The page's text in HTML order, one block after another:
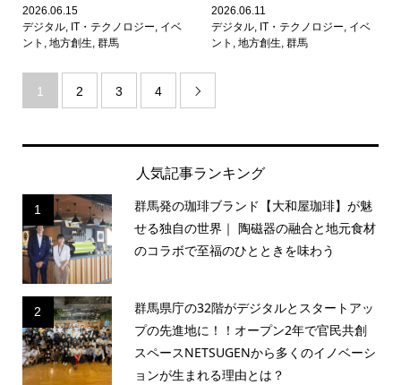
2026.06.15
デジタル, IT・テクノロジー, イベ
ント , 地方創生, 群馬
2026.06.11
デジタル, IT・テクノロジー, イベ
ント ,地方創生,群馬
1 2 3 4 
人気記事ランキング
1
群馬発の珈琲ブランド【大和屋珈琲】が魅
せる独自の世界｜ 陶磁器の融合と地元食材
のコラボで至福のひとときを味わう
2
群馬県庁の32階がデジタルとスタートアッ
プの先進地に！！オープン2年で官民共創
スペースNETSUGENから多くのイノベーシ
ョンが生まれる理由とは？